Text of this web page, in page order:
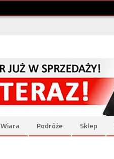
Wiara Podróże Sklep